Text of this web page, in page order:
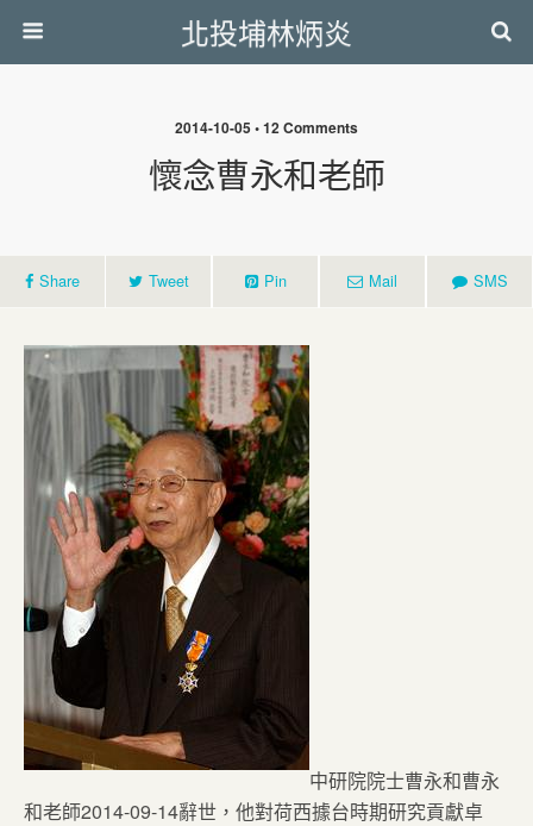
北投埔林炳炎
2014-10-05 • 12 Comments
懷念曹永和老師
Share Tweet Pin Mail SMS
中研院院士曹永和曹永
和老師2014-09-14辭世，他對荷西據台時期研究貢獻卓